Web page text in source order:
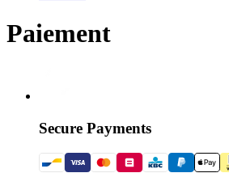
Paiement
Secure Payments